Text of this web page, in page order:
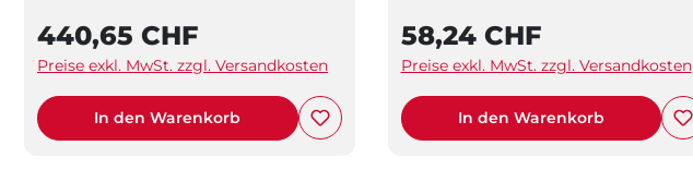
440,65 CHF
Preise exkl. MwSt. zzgl. Versandkosten
In den Warenkorb
58,24 CHF
Preise exkl. MwSt. zzgl. Versandkosten
In den Warenkorb